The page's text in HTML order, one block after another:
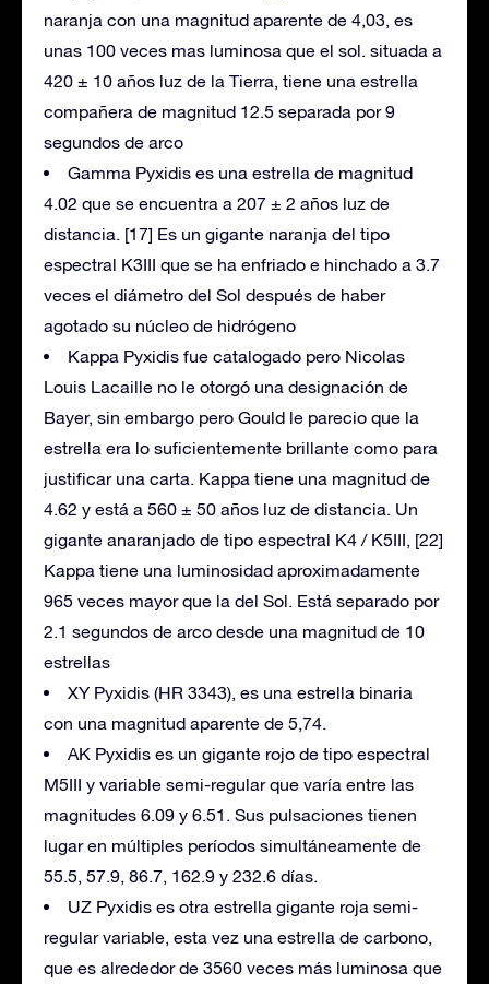
naranja con una magnitud aparente de 4,03, es
unas 100 veces mas luminosa que el sol. situada a
420 ± 10 años luz de la Tierra, tiene una estrella
compañera de magnitud 12.5 separada por 9
segundos de arco
Gamma Pyxidis es una estrella de magnitud
4.02 que se encuentra a 207 ± 2 años luz de
distancia. [17] Es un gigante naranja del tipo
espectral K3III que se ha enfriado e hinchado a 3.7
veces el diámetro del Sol después de haber
agotado su núcleo de hidrógeno
Kappa Pyxidis fue catalogado pero Nicolas
Louis Lacaille no le otorgó una designación de
Bayer, sin embargo pero Gould le parecio que la
estrella era lo suficientemente brillante como para
justificar una carta. Kappa tiene una magnitud de
4.62 y está a 560 ± 50 años luz de distancia. Un
gigante anaranjado de tipo espectral K4 / K5III, [22]
Kappa tiene una luminosidad aproximadamente
965 veces mayor que la del Sol. Está separado por
2.1 segundos de arco desde una magnitud de 10
estrellas
XY Pyxidis (HR 3343), es una estrella binaria
con una magnitud aparente de 5,74.
AK Pyxidis es un gigante rojo de tipo espectral
M5III y variable semi-regular que varía entre las
magnitudes 6.09 y 6.51. Sus pulsaciones tienen
lugar en múltiples períodos simultáneamente de
55.5, 57.9, 86.7, 162.9 y 232.6 días.
UZ Pyxidis es otra estrella gigante roja semi-
regular variable, esta vez una estrella de carbono,
que es alrededor de 3560 veces más luminosa que